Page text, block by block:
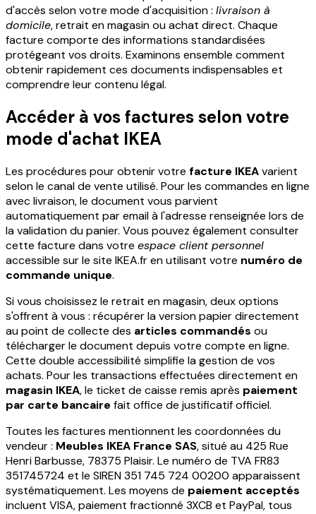
d'accès selon votre mode d'acquisition : livraison à
domicile, retrait en magasin ou achat direct. Chaque
facture comporte des informations standardisées
protégeant vos droits. Examinons ensemble comment
obtenir rapidement ces documents indispensables et
comprendre leur contenu légal.
Accéder à vos factures selon votre
mode d'achat IKEA
Les procédures pour obtenir votre facture IKEAvarient
selon le canal de vente utilisé. Pour les commandes en ligne
avec livraison, le document vous parvient
automatiquement par email à l'adresse renseignée lors de
la validation du panier. Vous pouvez également consulter
cette facture dans votre espace client personnel
accessible sur le site IKEA.fr en utilisant votre numéro de
commande unique.
Si vous choisissez le retrait en magasin, deux options
s'offrent à vous : récupérer la version papier directement
au point de collecte des articles commandés ou
télécharger le document depuis votre compte en ligne.
Cette double accessibilité simplifie la gestion de vos
achats. Pour les transactions effectuées directement en
magasin IKEA, le ticket de caisse remis après paiement
par carte bancaire fait office de justificatif officiel.
Toutes les factures mentionnent les coordonnées du
vendeur : Meubles IKEA France SAS, situé au 425 Rue
Henri Barbusse, 78375 Plaisir. Le numéro de TVA FR83
351745724 et le SIREN 351 745 724 00200 apparaissent
systématiquement. Les moyens de paiement acceptés
incluent VISA, paiement fractionné 3XCB et PayPal, tous